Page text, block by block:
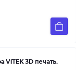
VITEK 3D печать.